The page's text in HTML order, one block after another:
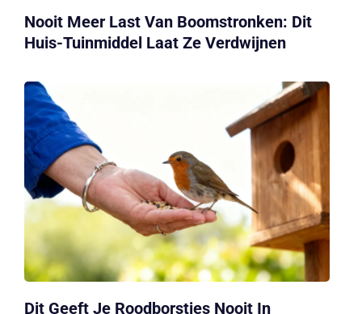
Nooit Meer Last Van Boomstronken: Dit
Huis-Tuinmiddel Laat Ze Verdwijnen
Dit Geeft Je Roodborstjes Nooit In